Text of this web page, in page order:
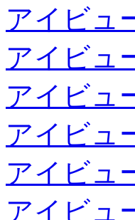
アイビュ
アイビュ
アイビュ
アイビュ
アイビュ
アイビュ